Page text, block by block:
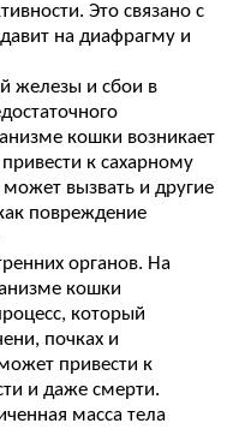
Это связано с
на диафрагму и
железы и сбои в
кошки возникает
к сахарному
вызвать и другие
повреждение
органов. На
кошки
который
почках и
привести к
и даже смерти.
масса тела